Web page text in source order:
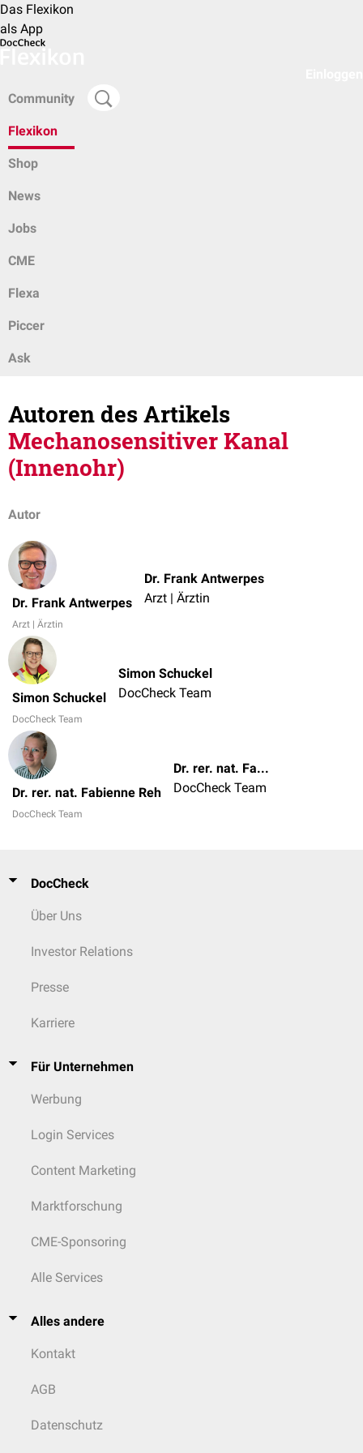
Das Flexikon
als App
Community
Flexikon
Shop
News
Jobs
CME
Flexa
Piccer
Ask
Autoren des Artikels
Mechanosensitiver Kanal
(Innenohr)
Autor
Dr. Frank Antwerpes
Arzt | Ärztin
Dr. Frank Antwerpes
Arzt | Ärztin
Simon Schuckel
DocCheck Team
Simon Schuckel
DocCheck Team
Dr. rer. nat. Fabienne Reh
DocCheck Team
Dr. rer. nat. Fabienne Reh
DocCheck Team
DocCheck
Über Uns
Investor Relations
Presse
Karriere
Für Unternehmen
Werbung
Login Services
Content Marketing
Marktforschung
CME-Sponsoring
Alle Services
Alles andere
Kontakt
AGB
Datenschutz